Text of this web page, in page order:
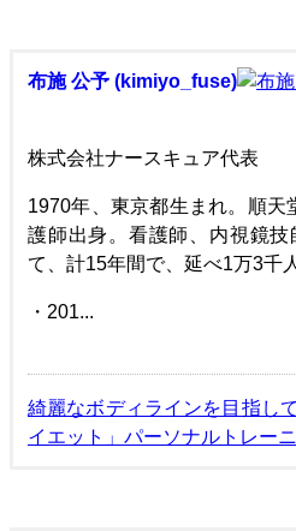
布施 公予 (kimiyo_fuse)
株式会社ナースキュア代表
1970年、東京都生まれ。順天
護師出身。看護師、内視鏡
て、計15年間で、延べ1万3千
・201...
綺麗なボディラインを目指し
イエット」パーソナルトレー